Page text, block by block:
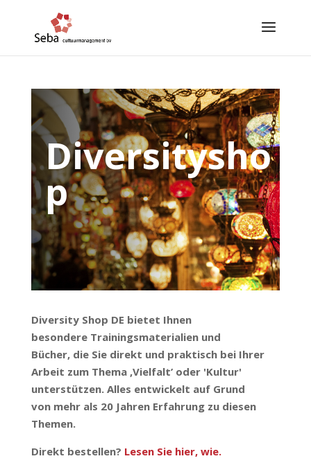
Diversitysho
p
Diversity Shop DE bietet Ihnen
besondere Trainingsmaterialien und
Bücher, die Sie direkt und praktisch bei Ihrer
Arbeit zum Thema ‚Vielfalt’ oder 'Kultur'
unterstützen. Alles entwickelt auf Grund
von mehr als 20 Jahren Erfahrung zu diesen
Themen.
Direkt bestellen? Lesen Sie hier, wie.